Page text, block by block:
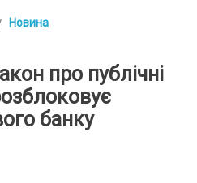
Новина
про публічні
банку